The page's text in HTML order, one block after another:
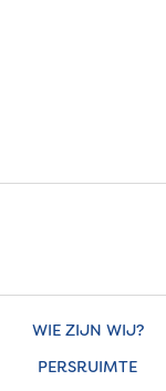
WIE ZIJN WIJ?
PERSRUIMTE